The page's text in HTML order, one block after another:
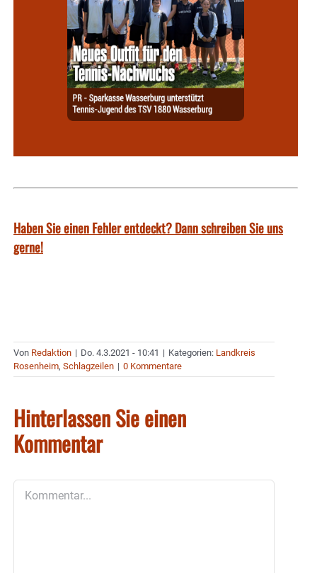
Haben Sie einen Fehler entdeckt? Dann schreiben Sie uns
gerne!
Von Redaktion | Do. 4.3.2021 - 10:41 | Kategorien: Landkreis
Rosenheim, Schlagzeilen | 0 Kommentare
Hinterlassen Sie einen
Kommentar